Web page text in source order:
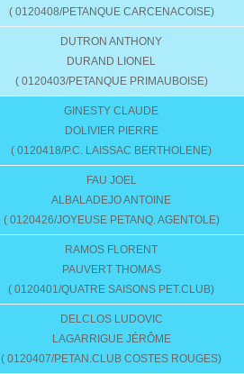
( 0120408/PETANQUE CARCENACOISE)
DUTRON ANTHONY
DURAND LIONEL
( 0120403/PETANQUE PRIMAUBOISE)
GINESTY CLAUDE
DOLIVIER PIERRE
( 0120418/P.C. LAISSAC BERTHOLENE)
FAU JOEL
ALBALADEJO ANTOINE
( 0120426/JOYEUSE PETANQ. AGENTOLE)
RAMOS FLORENT
PAUVERT THOMAS
( 0120401/QUATRE SAISONS PET.CLUB)
DELCLOS LUDOVIC
LAGARRIGUE JÉRÔME
( 0120407/PETAN.CLUB COSTES ROUGES)